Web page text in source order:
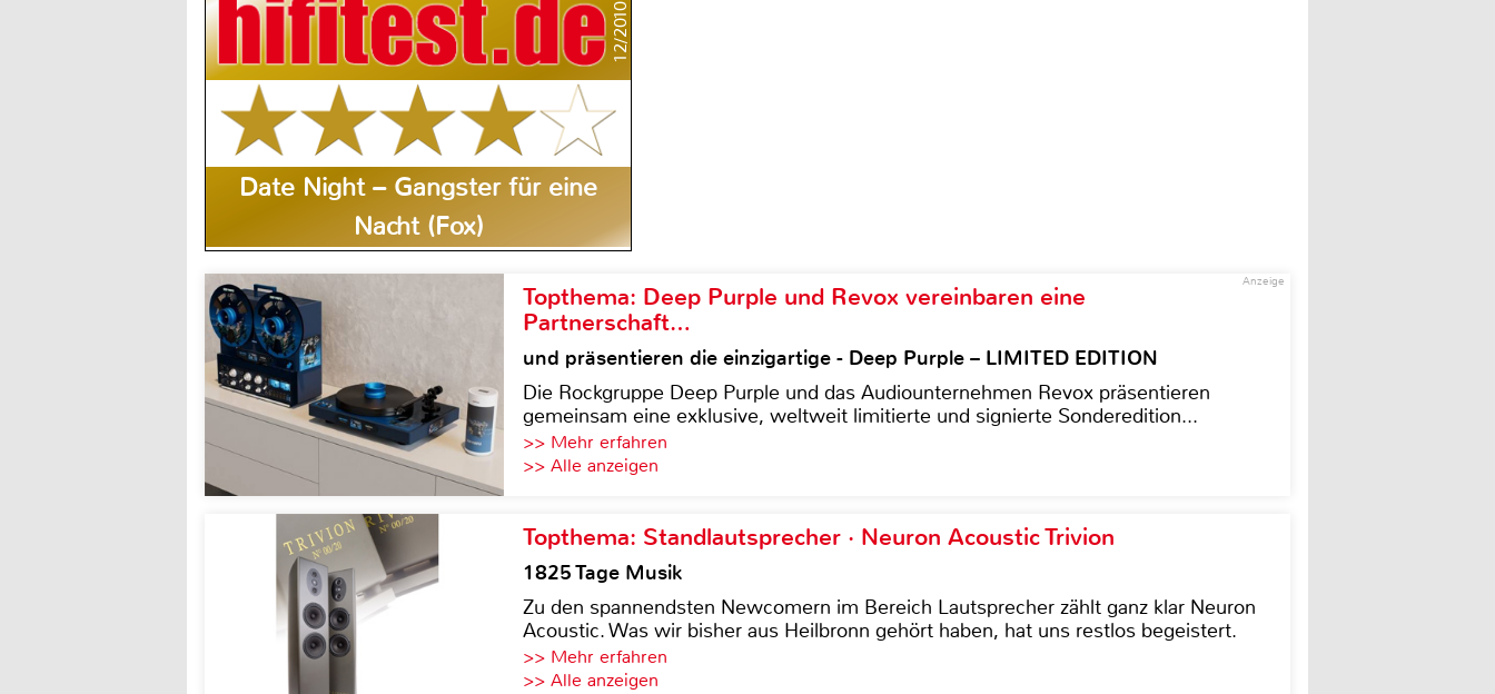
12/2010
Date Night – Gangster für eine
Nacht (Fox)
Anzeige
Topthema: Deep Purple und Revox vereinbaren eine
Partnerschaft…
und präsentieren die einzigartige - Deep Purple – LIMITED EDITION
Die Rockgruppe Deep Purple und das Audiounternehmen Revox präsentieren
gemeinsam eine exklusive, weltweit limitierte und signierte Sonderedition...
>> Mehr erfahren
>> Alle anzeigen
Topthema: Standlautsprecher · Neuron Acoustic Trivion
1825 Tage Musik
Zu den spannendsten Newcomern im Bereich Lautsprecher zählt ganz klar Neuron
Acoustic. Was wir bisher aus Heilbronn gehört haben, hat uns restlos begeistert.
>> Mehr erfahren
>> Alle anzeigen